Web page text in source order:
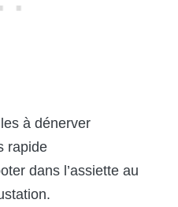
à dénerver
rapide
dans l’assiette au